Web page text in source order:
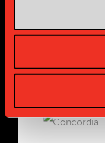
Gold Partner